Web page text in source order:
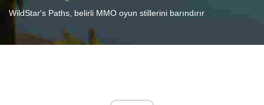
WildStar's Paths, belirli MMO oyun stillerini barındırır